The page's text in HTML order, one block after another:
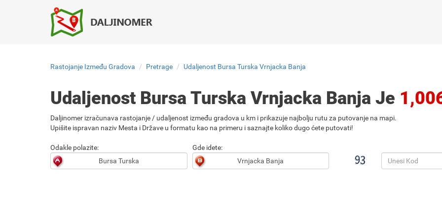
Rastojanje Između Gradova Pretrage Udaljenost Bursa Turska Vrnjacka Banja
Udaljenost Bursa Turska Vrnjacka Banja Je
Daljinomer izračunava rastojanje / udaljenost između gradova u km i prikazuje najbolju rutu za putovanje na mapi.
Upišite ispravan naziv Mesta i Države u formatu kao na primeru i saznajte koliko dugo ćete putovati!
Odakle polazite: Gde idete: